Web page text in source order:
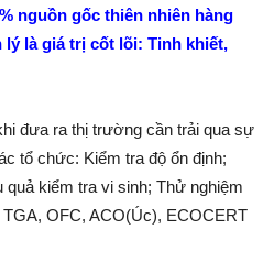
nguồn gốc thiên nhiên hàng
là giá trị cốt lõi: Tinh khiết,
đưa ra thị trường cần trải qua sự
tổ chức: Kiểm tra độ ổn định;
quả kiểm tra vi sinh; Thử nghiệm
OFC, ACO(Úc), ECOCERT